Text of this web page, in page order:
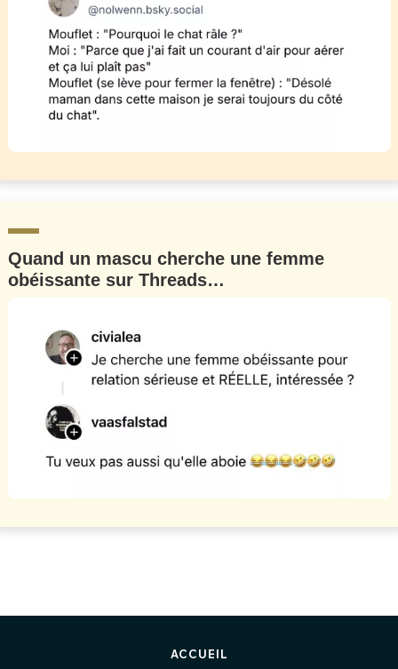
Quand un mascu cherche une femme
obéissante sur Threads…
ACCUEIL